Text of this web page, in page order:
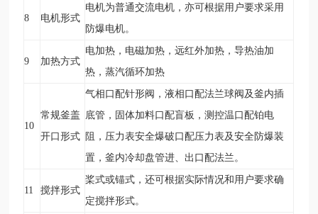
8 电机形式
电机为普通交流电机，亦可根据用户要求采用
防爆电机。
9 加热方式
电加热，电磁加热，远红外加热，导热油加
热，蒸汽循环加热
10
常规釜盖
开口形式
气相口配针形阀，液相口配法兰球阀及釜内插
底管，固体加料口配盲板，测控温口配铂电
阻，压力表安全爆破口配压力表及安全防爆装
置，釜内冷却盘管进、出口配法兰。
11 搅拌形式
桨式或锚式，还可根据实际情况和用户要求确
定搅拌形式。